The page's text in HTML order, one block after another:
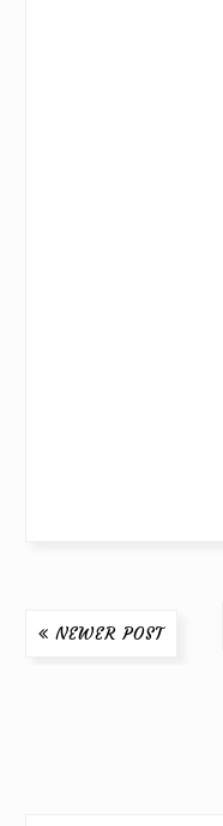
NEWER POST